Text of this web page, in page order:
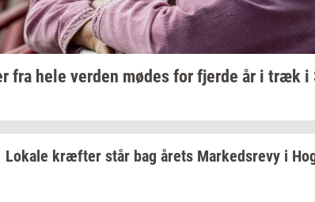
fra hele ver­den mødes for fjer­de år i træk i
Lo­ka­le kræf­ter står bag årets Mar­keds­revy i